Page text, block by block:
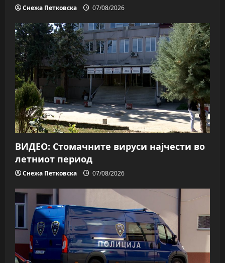
Снежа Петковска 07/08/2026
ВИДЕО: Стомачните вируси најчести во
летниот период
Снежа Петковска 07/08/2026